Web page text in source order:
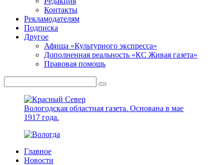
Контакты
Рекламодателям
Подписка
Другое
Афиша «Культурного экспресса»
Дополненная реальность «КС Живая газета»
Правовая помощь
Вологодская областная газета. Основана в мае
1917 года.
Главное
Новости